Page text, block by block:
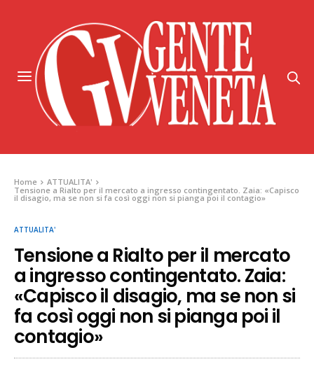
Home
ATTUALITA'
Tensione a Rialto per il mercato a ingresso contingentato. Zaia: «Capisco
il disagio, ma se non si fa così oggi non si pianga poi il contagio»
ATTUALITA'
Tensione a Rialto per il mercato
a ingresso contingentato. Zaia:
«Capisco il disagio, ma se non si
fa così oggi non si pianga poi il
contagio»